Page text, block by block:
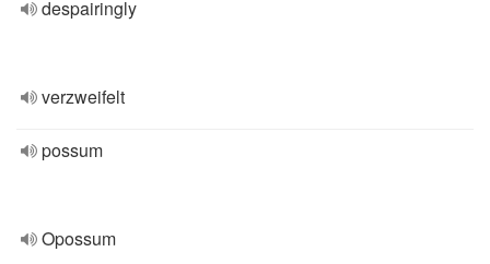
despairingly
verzweifelt
possum
Opossum